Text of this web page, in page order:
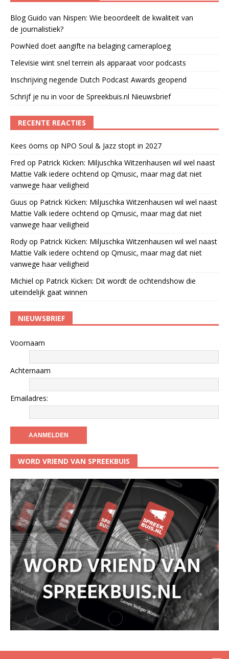
Blog Guido van Nispen: Wie beoordeelt de kwaliteit van
de journalistiek?
PowNed doet aangifte na belaging cameraploeg
Televisie wint snel terrein als apparaat voor podcasts
Inschrijving negende Dutch Podcast Awards geopend
Schrijf je nu in voor de Spreekbuis.nl Nieuwsbrief
RECENTE REACTIES
Kees öoms op NPO Soul & Jazz stopt in 2027
Fred op Patrick Kicken: Miljuschka Witzenhausen wil wel naast
Mattie Valk iedere ochtend op Qmusic, maar mag dat niet
vanwege haar veiligheid
Guus op Patrick Kicken: Miljuschka Witzenhausen wil wel naast
Mattie Valk iedere ochtend op Qmusic, maar mag dat niet
vanwege haar veiligheid
Rody op Patrick Kicken: Miljuschka Witzenhausen wil wel naast
Mattie Valk iedere ochtend op Qmusic, maar mag dat niet
vanwege haar veiligheid
Michiel op Patrick Kicken: Dit wordt de ochtendshow die
uiteindelijk gaat winnen
NIEUWSBRIEF
Voornaam
Achternaam
Emailadres:
WORD VRIEND VAN SPREEKBUIS